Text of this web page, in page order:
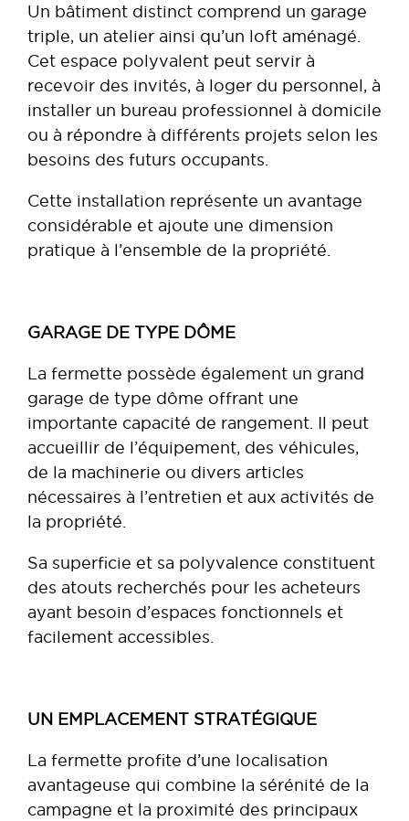
Un bâtiment distinct comprend un garage
triple, un atelier ainsi qu’un loft aménagé.
Cet espace polyvalent peut servir à
recevoir des invités, à loger du personnel, à
installer un bureau professionnel à domicile
ou à répondre à différents projets selon les
besoins des futurs occupants.
Cette installation représente un avantage
considérable et ajoute une dimension
pratique à l’ensemble de la propriété.
GARAGE DE TYPE DÔME
La fermette possède également un grand
garage de type dôme offrant une
importante capacité de rangement. Il peut
accueillir de l’équipement, des véhicules,
de la machinerie ou divers articles
nécessaires à l’entretien et aux activités de
la propriété.
Sa superficie et sa polyvalence constituent
des atouts recherchés pour les acheteurs
ayant besoin d’espaces fonctionnels et
facilement accessibles.
UN EMPLACEMENT STRATÉGIQUE
La fermette profite d’une localisation
avantageuse qui combine la sérénité de la
campagne et la proximité des principaux